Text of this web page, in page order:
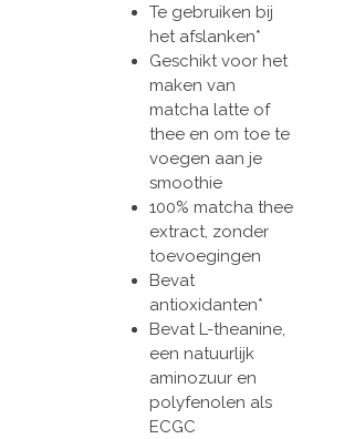
Te gebruiken bij
het afslanken*
Geschikt voor het
maken van
matcha latte of
thee en om toe te
voegen aan je
smoothie
100% matcha thee
extract, zonder
toevoegingen
Bevat
antioxidanten*
Bevat L-theanine,
een natuurlijk
aminozuur en
polyfenolen als
ECGC